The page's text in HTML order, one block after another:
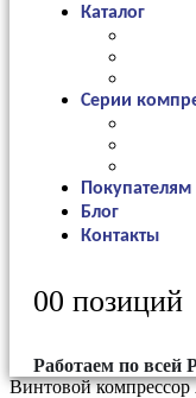
Каталог
Серии
Покупателям
Блог
Контакты
00 позиций
Работаем по всей
Винтовой